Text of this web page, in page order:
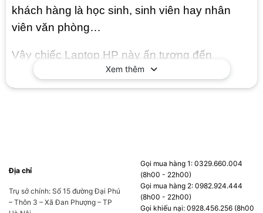
khách hàng là học sinh, sinh viên hay nhân
viên văn phòng…
Vậy chiếc Laptop HP này ấn tượng đến
nhường nào? Không khiến các bạn phải chờ
đợi thêm lâu nữa, chúng ta hãy cùng tìm hiểu
Chiếc HP Pavilion 15-eg3094TU 8C5L5PA
thừa phong cách tối giản nhưng đầy sang
trọng đặc trưng của các dòng máy đến từ nhà
Xem thêm
Địa chỉ
Trụ sở chính: Số 15 đường Đại Phú
– Thôn 3 – Xã Đan Phượng – TP
Gọi mua hàng 1: 0329.660.004
(8h00 - 22h00)
Gọi mua hàng 2: 0982.924.444
(8h00 - 22h00)
Gọi khiếu nại: 0928.456.256 (8h00